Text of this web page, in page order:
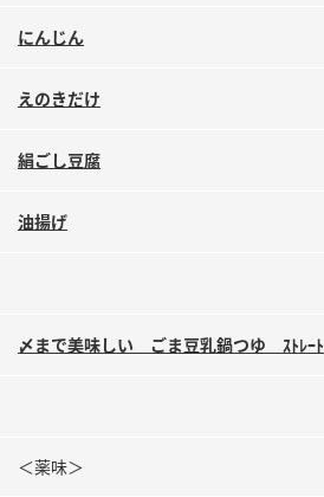
にんじん
えのきだけ
絹ごし豆腐
油揚げ
〆まで美味しい ごま豆乳鍋つゆ ｽﾄﾚｰﾄ
＜薬味＞